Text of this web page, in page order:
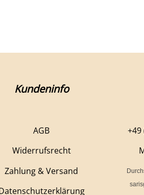
Kundeninfo
AGB
Widerrufsrecht
Zahlung & Versand
+49